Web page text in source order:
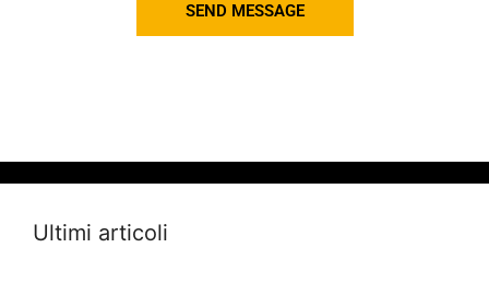
SEND MESSAGE
Ultimi articoli